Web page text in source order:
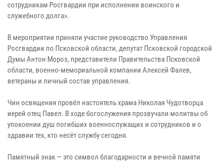
сотрудникам Росгвардии при исполнении воинского и
служебного долга».
В мероприятии приняли участие руководство Управления
Росгвардии по Псковской области, депутат Псковской городской
Думы Антон Мороз, представители Правительства Псковской
области, военно‑мемориальной компании Алексей Фалев,
ветераны и личный состав управления.
Чин освящения провёл настоятель храма Николая Чудотворца
иерей отец Павел. В ходе богослужения прозвучали молитвы об
упокоении душ погибших военнослужащих и сотрудников и о
здравии тех, кто несёт службу сегодня.
Памятный знак — это символ благодарности и вечной памяти